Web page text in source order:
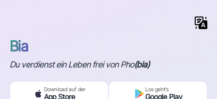
Bia
Du verdienst ein Leben frei von Pho(bia)
Download auf der
App Store
Los geht’s
Google Play